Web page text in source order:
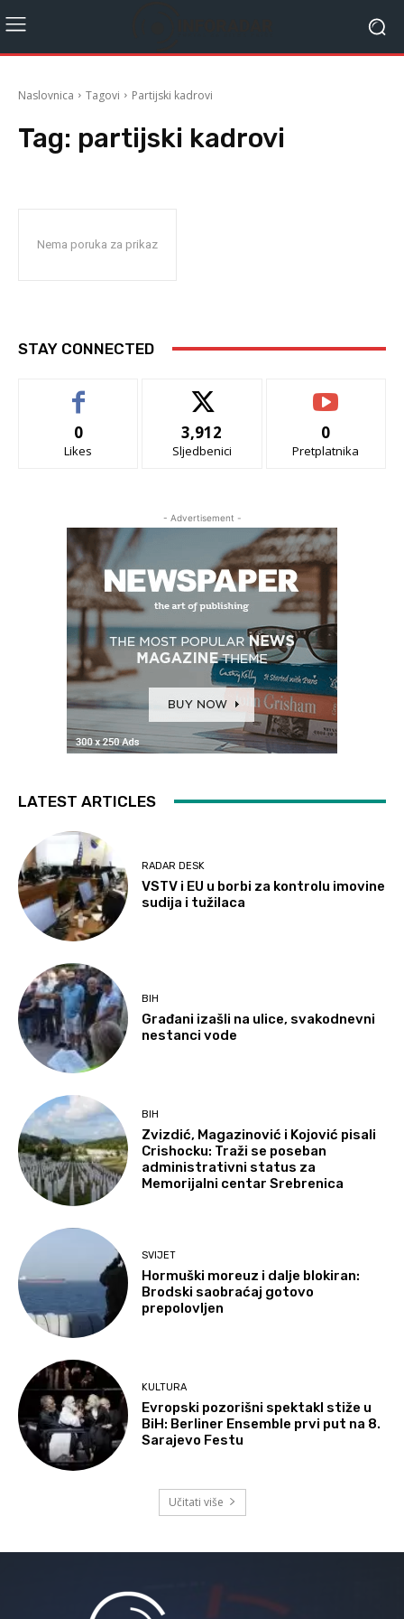
Naslovnica Tagovi Partijski kadrovi
Tag: partijski kadrovi
Nema poruka za prikaz
STAY CONNECTED
0
Likes
3,912
Sljedbenici
0
Pretplatnika
- Advertisement -
LATEST ARTICLES
RADAR DESK
VSTV i EU u borbi za kontrolu imovine
sudija i tužilaca
BIH
Građani izašli na ulice, svakodnevni
nestanci vode
BIH
Zvizdić, Magazinović i Kojović pisali
Crishocku: Traži se poseban
administrativni status za
Memorijalni centar Srebrenica
SVIJET
Hormuški moreuz i dalje blokiran:
Brodski saobraćaj gotovo
prepolovljen
KULTURA
Evropski pozorišni spektakl stiže u
BiH: Berliner Ensemble prvi put na 8.
Sarajevo Festu
Učitati više